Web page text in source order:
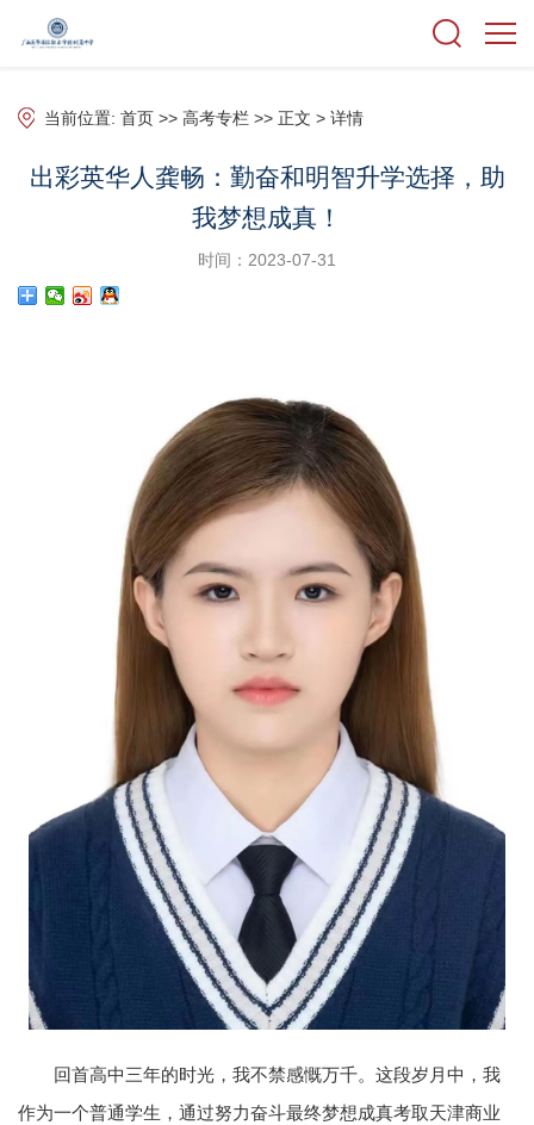
当前位置: 首页 >> 高考专栏 >> 正文 > 详情
出彩英华人龚畅：勤奋和明智升学选择，助
我梦想成真！
时间：2023-07-31
回首高中三年的时光，我不禁感慨万千。这段岁月中，我
作为一个普通学生，通过努力奋斗最终梦想成真考取天津商业